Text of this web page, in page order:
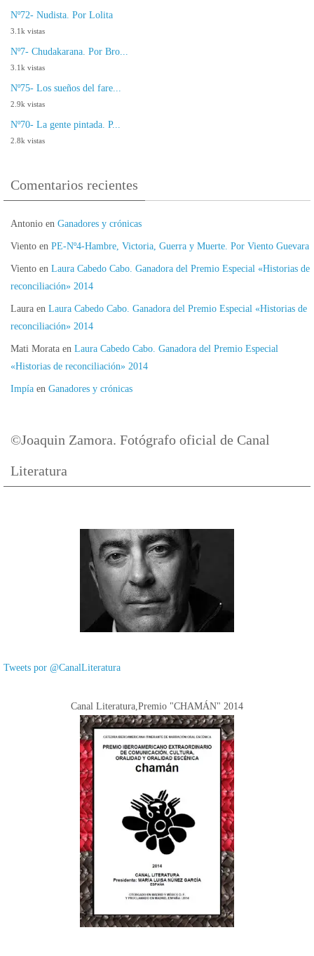
Nº72- Nudista. Por Lolita
3.1k vistas
Nº7- Chudakarana. Por Bro...
3.1k vistas
Nº75- Los sueños del fare...
2.9k vistas
Nº70- La gente pintada. P...
2.8k vistas
Comentarios recientes
Antonio en Ganadores y crónicas
Viento en PE-Nº4-Hambre, Victoria, Guerra y Muerte. Por Viento Guevara
Viento en Laura Cabedo Cabo. Ganadora del Premio Especial «Historias de
reconciliación» 2014
Laura en Laura Cabedo Cabo. Ganadora del Premio Especial «Historias de
reconciliación» 2014
Mati Morata en Laura Cabedo Cabo. Ganadora del Premio Especial
«Historias de reconciliación» 2014
Impía en Ganadores y crónicas
©Joaquin Zamora. Fotógrafo oficial de Canal
Literatura
Tweets por @CanalLiteratura
Canal Literatura,Premio "CHAMÁN" 2014